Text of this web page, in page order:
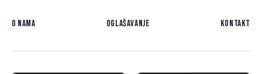
O nama Oglašavanje Kontakt